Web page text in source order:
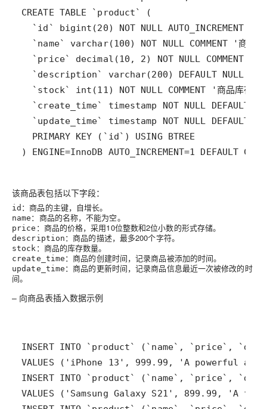
) ENGINE=InnoDB AUTO_INCREMENT=1 DEFAULT
该商品表包括以下字段：
id ：商品的主键，自增长。
name ：商品的名称，不能为空。
price ：商品的价格，采用10位整数和2位小数的形式存储。
description ：商品的描述，最多200个字符。
stock ：商品的库存数量。
create_time ：商品的创建时间，记录商品被添加的时间。
update_time ：商品的更新时间，记录商品信息最近一次被修改的时
间。
– 向商品表插入数据示例